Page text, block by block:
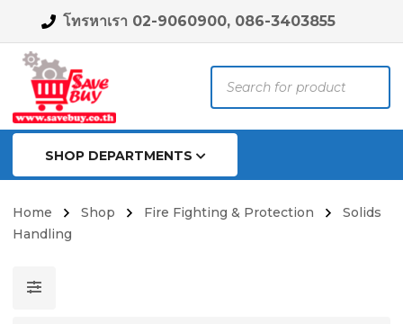
โทรหาเรา 02-9060900, 086-3403855
search
SHOP DEPARTMENTS
Home Shop Fire Fighting & Protection
Solids
Handling